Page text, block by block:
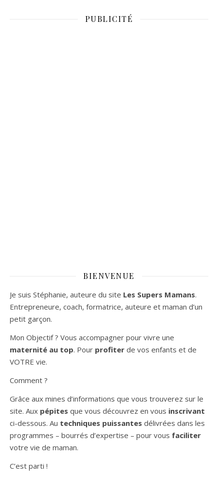
PUBLICITÉ
BIENVENUE
Je suis Stéphanie, auteure du site Les Supers Mamans.
Entrepreneure, coach, formatrice, auteure et maman d’un
petit garçon.
Mon Objectif ? Vous accompagner pour vivre une
maternité au top. Pour profiter de vos enfants et de
VOTRE vie.
Comment ?
Grâce aux mines d’informations que vous trouverez sur le
site. Aux pépites que vous découvrez en vous inscrivant
ci-dessous. Au techniques puissantes délivrées dans les
programmes – bourrés d’expertise – pour vous faciliter
votre vie de maman.
C’est parti !